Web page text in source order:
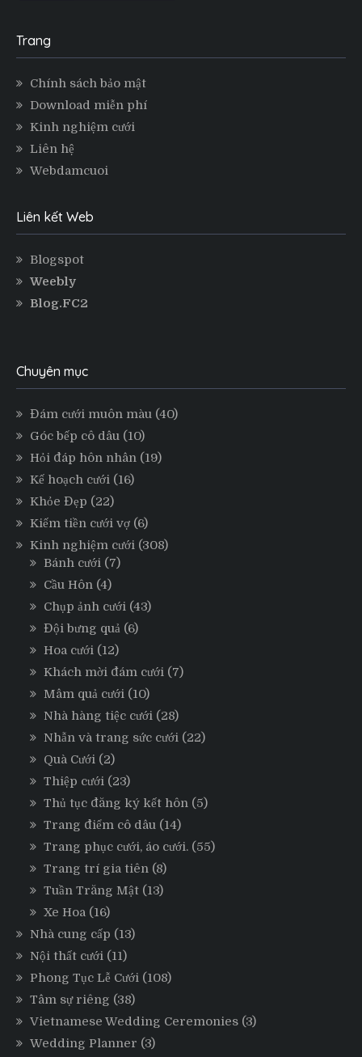
Trang
Chính sách bảo mật
Download miễn phí
Kinh nghiệm cưới
Liên hệ
Webdamcuoi
Liên kết Web
Blogspot
Weebly
Blog.FC2
Chuyên mục
Đám cưới muôn màu (40)
Góc bếp cô dâu (10)
Hỏi đáp hôn nhân (19)
Kế hoạch cưới (16)
Khỏe Đẹp (22)
Kiếm tiền cưới vợ (6)
Kinh nghiệm cưới (308)
Bánh cưới (7)
Cầu Hôn (4)
Chụp ảnh cưới (43)
Đội bưng quả (6)
Hoa cưới (12)
Khách mời đám cưới (7)
Mâm quả cưới (10)
Nhà hàng tiệc cưới (28)
Nhẫn và trang sức cưới (22)
Quà Cưới (2)
Thiệp cưới (23)
Thủ tục đăng ký kết hôn (5)
Trang điểm cô dâu (14)
Trang phục cưới, áo cưới. (55)
Trang trí gia tiên (8)
Tuần Trăng Mật (13)
Xe Hoa (16)
Nhà cung cấp (13)
Nội thất cưới (11)
Phong Tục Lễ Cưới (108)
Tâm sự riêng (38)
Vietnamese Wedding Ceremonies (3)
Wedding Planner (3)